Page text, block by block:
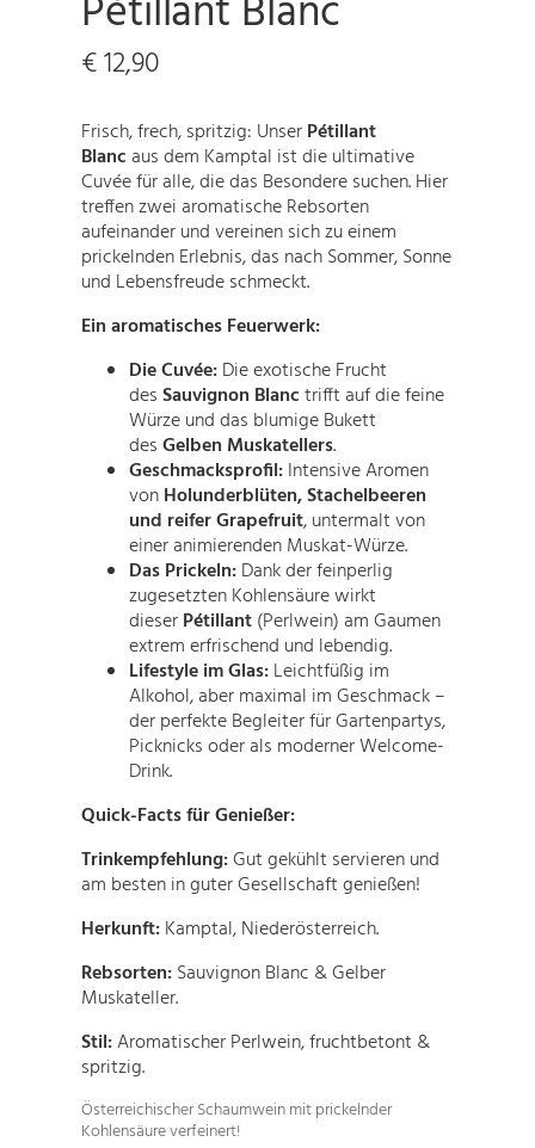
Pétillant Blanc
€12,90
Frisch, frech, spritzig: UnserPétillant
Blancaus dem Kamptal ist die ultimative
Cuvée für alle, die das Besondere suchen. Hier
treffen zwei aromatische Rebsorten
aufeinander und vereinen sich zu einem
prickelnden Erlebnis, das nach Sommer, Sonne
und Lebensfreude schmeckt.
Ein aromatisches Feuerwerk:
Die Cuvée:Die exotische Frucht
desSauvignon Blanctrifft auf die feine
Würze und das blumige Bukett
desGelben Muskatellers.
Geschmacksprofil:Intensive Aromen
vonHolunderblüten, Stachelbeeren
und reifer Grapefruit, untermalt von
einer animierenden Muskat-Würze.
Das Prickeln:Dank der feinperlig
zugesetzten Kohlensäure wirkt
dieserPétillant(Perlwein) am Gaumen
extrem erfrischend und lebendig.
Lifestyle im Glas:Leichtfüßig im
Alkohol, aber maximal im Geschmack –
der perfekte Begleiter für Gartenpartys,
Picknicks oder als moderner Welcome-
Drink.
Quick-Facts für Genießer:
Trinkempfehlung:Gut gekühlt servieren und
am besten in guter Gesellschaft genießen!
Herkunft:Kamptal, Niederösterreich.
Rebsorten:Sauvignon Blanc & Gelber
Muskateller.
Stil:Aromatischer Perlwein, fruchtbetont &
spritzig.
Österreichischer Schaumwein mit prickelnder
Kohlensäure verfeinert!